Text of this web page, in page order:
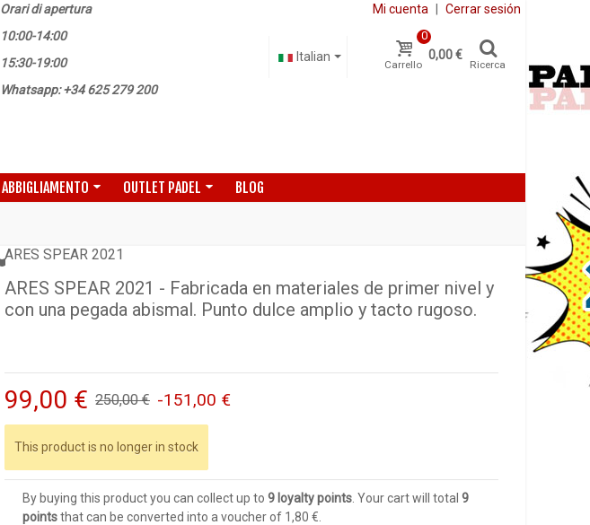
Orari di apertura
10:00-14:00
15:30-19:00
Whatsapp: +34 625 279 200
Mi cuenta Cerrar sesión
Carrello
0
0,00 €
Ricerca
Italian
ABBIGLIAMENTO OUTLET PADEL BLOG
ARES SPEAR 2021
ARES SPEAR 2021 - Fabricada en materiales de primer nivel y
con una pegada abismal. Punto dulce amplio y tacto rugoso.
99,00 € 250,00 € -151,00 €
This product is no longer in stock
By buying this product you can collect up to 9loyalty points. Your cart will total 9
pointsthat can be converted into a voucher of 1,80 €